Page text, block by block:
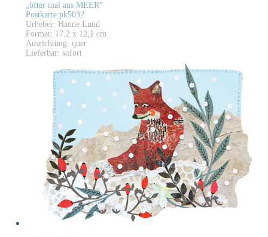
„öfter mal ans MEER“
Postkarte pk5032
Urheber: Hanne Lund
Format: 17,2 x 12,1 cm
Ausrichtung: quer
Lieferbar: sofort